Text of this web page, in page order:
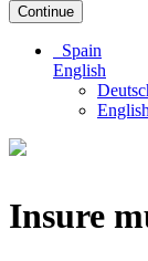
Continue
Spain
English
English
Insure